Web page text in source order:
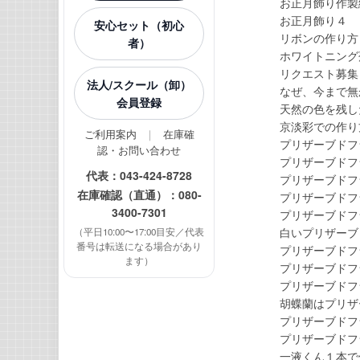
安心セット（初心
者）
法人/スクール（卸）
会員登録
ご利用案内 ｜
在庫確
認・お問い合わせ
代表： 043-424-8728
在庫確認（直通）： 080-
3400-7301
（平日10:00〜17:00目安／代表
番号は転送になる場合があり
ます）
お正月飾り４
リボンの作り方
ホワイトニン
リクエスト募
なぜ、今まで
天然の色を残
京淡彩での作
プリザーブド
プリザーブド
プリザーブド
プリザーブド
プリザーブド
白いプリザー
プリザーブド
プリザーブド
プリザーブド
胡蝶蘭はプリ
プリザーブド
プリザーブド
一液くん１本